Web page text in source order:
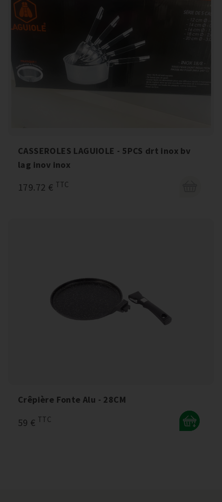
CASSEROLES LAGUIOLE - 5PCS drt inox bv
lag inov inox
179.72 € TTC
Crêpière Fonte Alu - 28CM
59 € TTC
+